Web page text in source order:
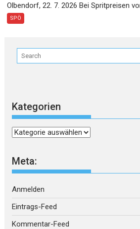
Olbendorf, 22. 7. 2026 Bei Spritpreisen
SPÖ
Kategorien
Kategorien
Meta:
Anmelden
Eintrags-Feed
Kommentar-Feed